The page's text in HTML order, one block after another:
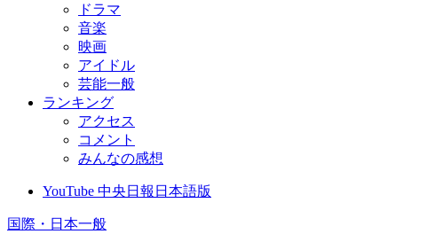
ドラマ
音楽
映画
アイドル
芸能一般
ランキング
アクセス
コメント
みんなの感想
YouTube 中央日報日本語版
国際・日本一般